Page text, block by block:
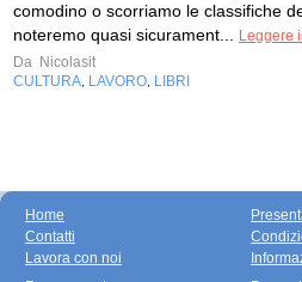
comodino o scorriamo le classifiche
noteremo quasi sicurament...
Leggere
Da Nicolasit
CULTURA LAVORO LIBRI
Home
Contatti
Lavora con noi